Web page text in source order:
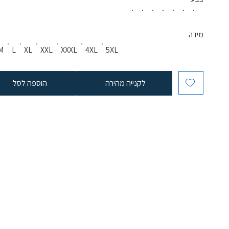
L XL XXL XXXL 4XL 5XL
מידה
הוספה לסל לקנייה מהירה